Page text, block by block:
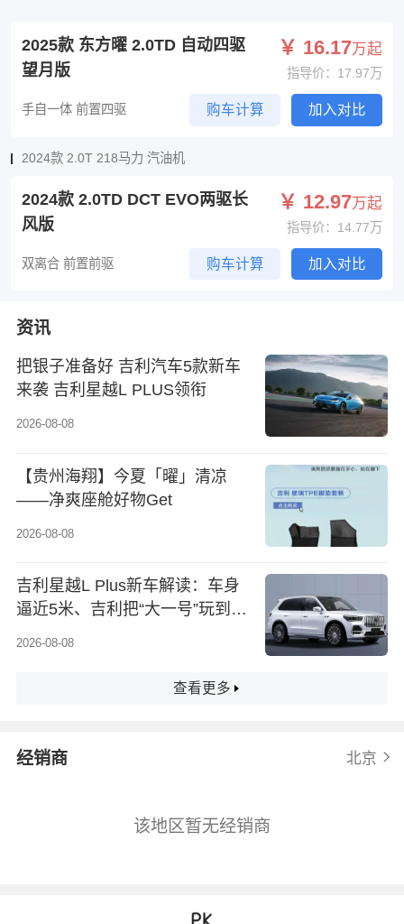
2025款 东方曜 2.0TD 自动四驱
望月版
￥ 16.17万起
指导价：17.97万
手自一体 前置四驱 购车计算 加入对比
2024款 2.0T 218马力 汽油机
2024款 2.0TD DCT EVO两驱长
风版
￥ 12.97万起
指导价：14.77万
双离合 前置前驱 购车计算 加入对比
资讯
把银子准备好 吉利汽车5款新车
来袭 吉利星越L PLUS领衔
2026-08-08
【贵州海翔】今夏「曜」清凉
——净爽座舱好物Get
2026-08-08
吉利星越L Plus新车解读：车身
逼近5米、吉利把“大一号”玩到极
2026-08-08
查看更多
经销商 北京
该地区暂无经销商